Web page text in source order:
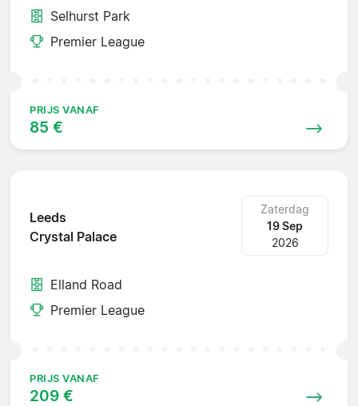
Selhurst Park
Premier League
PRIJS VANAF
85 €
Leeds
Crystal Palace
Zaterdag
19 Sep
2026
Elland Road
Premier League
PRIJS VANAF
209 €